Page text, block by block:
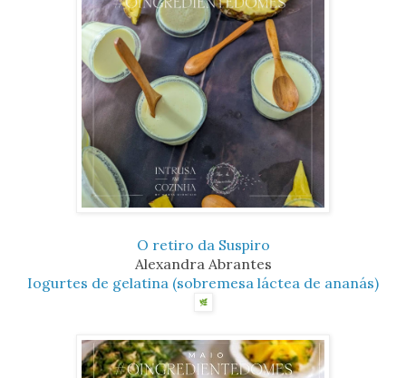
O retiro da Suspiro
Alexandra Abrantes
Iogurtes de gelatina (sobremesa láctea de ananás)